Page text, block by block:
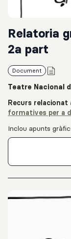
Relatoria
2a part
Document
Teatre Nacional
Recurs
formatives per a
Inclou apunts